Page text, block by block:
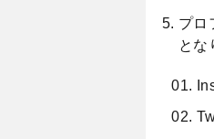
プロ
とな